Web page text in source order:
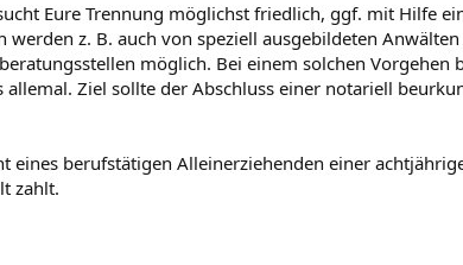
Eure Trennung möglichst friedlich, ggf. mit Hilfe
z. B. auch von speziell ausgebildeten Anwälten
möglich. Bei einem solchen Vorgehen
Ziel sollte der Abschluss einer notariell
eines berufstätigen Alleinerziehenden einer
zahlt.